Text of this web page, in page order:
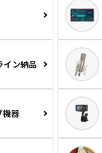
イン納品
機器